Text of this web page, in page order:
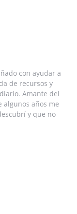
con ayudar a
de recursos y
Amante del
algunos años me
y que no